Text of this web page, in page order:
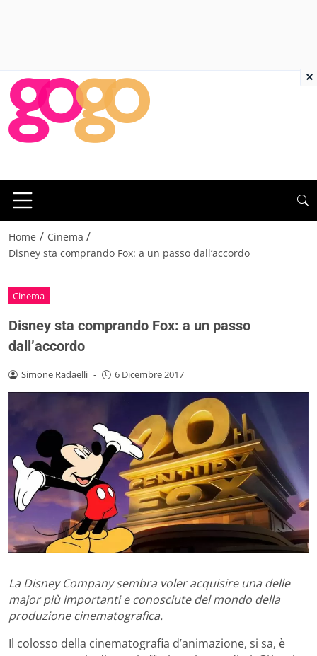
Home / Cinema /
Disney sta comprando Fox: a un passo dall’accordo
Cinema
Disney sta comprando Fox: a un passo
dall’accordo
Simone Radaelli - 6 Dicembre 2017
La Disney Company sembra voler acquisire una delle
major più importanti e conosciute del mondo della
produzione cinematografica.
Il colosso della cinematografia d’animazione, si sa, è
×